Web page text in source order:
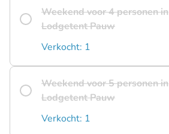
Weekend voor 4 personen in
Lodgetent Pauw
Verkocht: 1
Weekend voor 5 personen in
Lodgetent Pauw
Verkocht: 1